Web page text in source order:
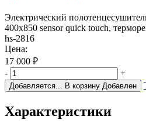
Электрический
400х850 sensor quick touch,
hs-2816
Цена:
17 000 ₽
-
+
Добавляется... В корзину Добавлен
Характеристики